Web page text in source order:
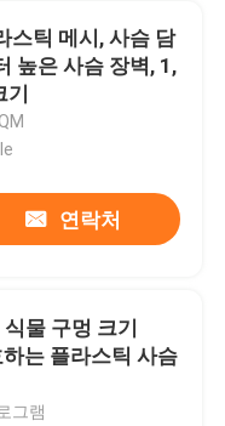
스틱 메시, 사슴 담
높은 사슴 장벽, 1,
기
연락처
물 구멍 크기
는 플라스틱 사슴
그램